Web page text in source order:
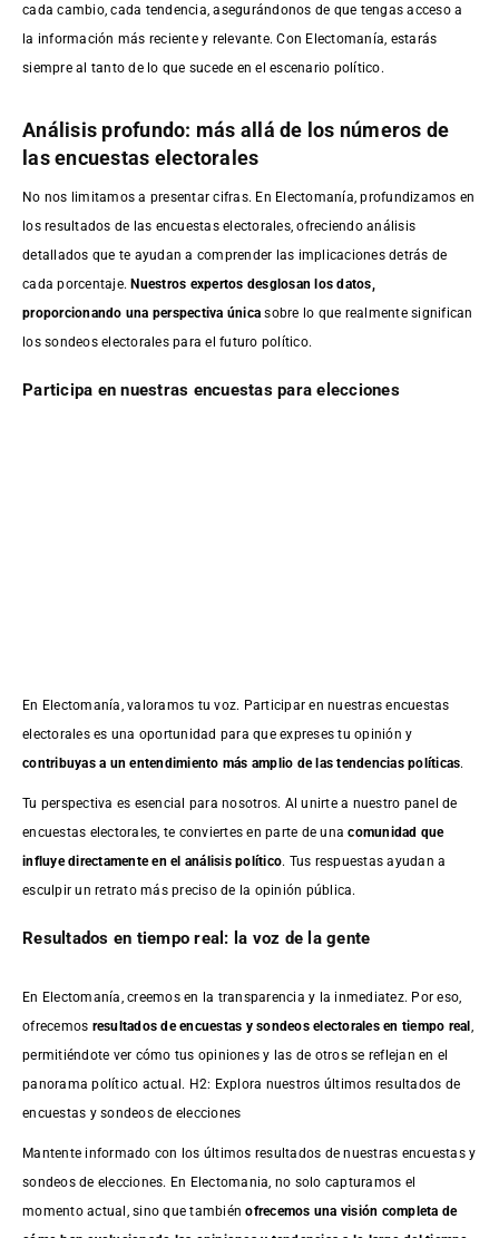
cada cambio, cada tendencia, asegurándonos de que tengas acceso a
la información más reciente y relevante. Con Electomanía, estarás
siempre al tanto de lo que sucede en el escenario político.
Análisis profundo: más allá de los números de
las encuestas electorales
No nos limitamos a presentar cifras. En Electomanía, profundizamos en
los resultados de las encuestas electorales, ofreciendo análisis
detallados que te ayudan a comprender las implicaciones detrás de
cada porcentaje.Nuestros expertos desglosan los datos,
proporcionando una perspectiva única sobre lo que realmente significan
los sondeos electorales para el futuro político.
Participa en nuestras encuestas para elecciones
En Electomanía, valoramos tu voz. Participar en nuestras encuestas
electorales es una oportunidad para que expreses tu opinión y
contribuyas a un entendimiento más amplio de las tendencias políticas.
Tu perspectiva es esencial para nosotros. Al unirte a nuestro panel de
encuestas electorales, te conviertes en parte de unacomunidad que
influye directamente en el análisis político. Tus respuestas ayudan a
esculpir un retrato más preciso de la opinión pública.
Resultados en tiempo real: la voz de la gente
En Electomanía, creemos en la transparencia y la inmediatez. Por eso,
ofrecemos resultados deencuestas y sondeos electorales en tiempo real
permitiéndote ver cómo tus opiniones y las de otros se reflejan en el
panorama político actual. H2: Explora nuestros últimos resultados de
encuestas y sondeos de elecciones
Mantente informado con los últimos resultados de nuestras encuestasy
sondeos de elecciones. En Electomania, no solo capturamos el
momento actual, sino que tambiénofrecemos una visión completa de